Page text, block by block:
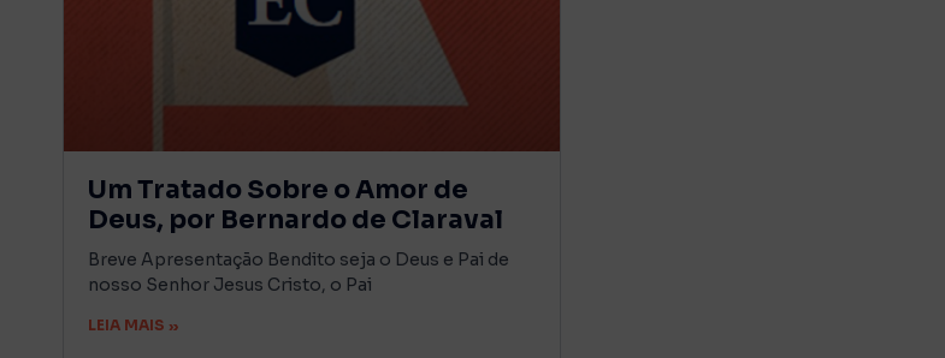
Um Tratado Sobre o Amor de
Deus, por Bernardo de Claraval
Breve Apresentação Bendito seja o Deus e Pai de
nosso Senhor Jesus Cristo, o Pai
LEIA MAIS »